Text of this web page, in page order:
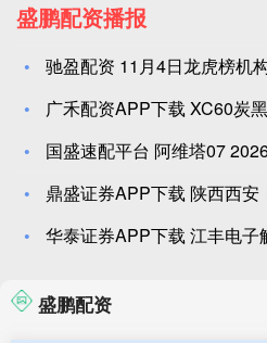
盛鹏配资播报
驰盈配资 11月4日龙虎榜机
广禾配资APP下载 XC60炭
国盛速配平台 阿维塔07 2026
鼎盛证券APP下载 陕西西安
华泰证券APP下载 江丰电
盛鹏配资